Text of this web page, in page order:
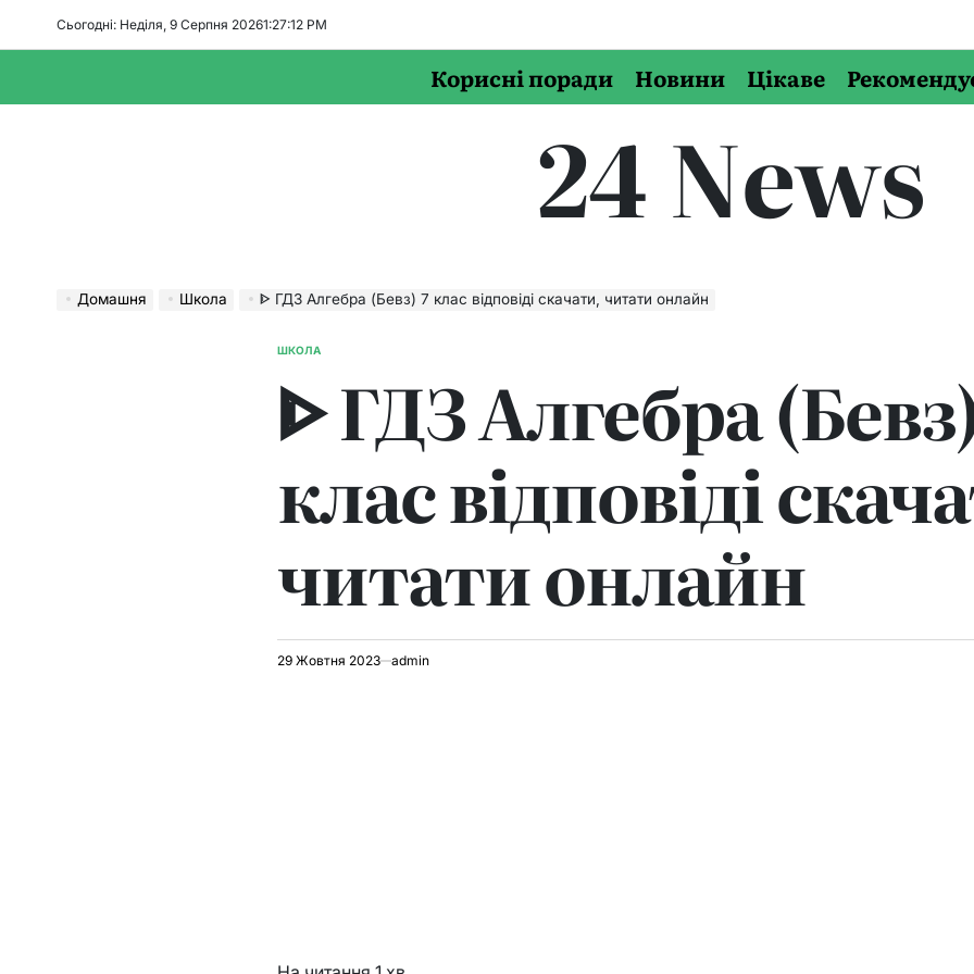
Сьогодні: Неділя, 9 Серпня 20261:27:13 PM
Корисні поради Новини Цікаве
24 News
Домашня Школа ᐈ ГДЗ Алгебра (Бевз) 7 клас відповіді скачати, читати онлайн
ОПУБЛІКУВАТИ
ШКОЛА
ᐈ ГДЗ Алгебра
клас відповіді
читати онлайн
29 Жовтня 2023 admin